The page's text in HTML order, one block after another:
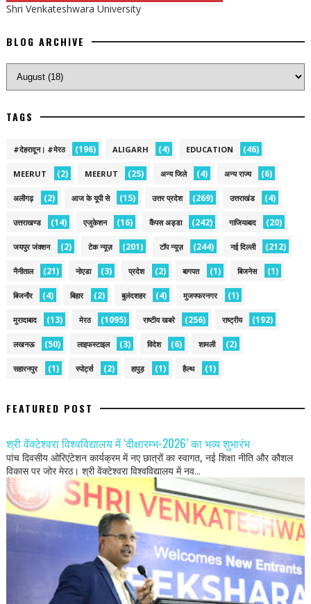
Shri Venkateshwara University
BLOG ARCHIVE
TAGS
#देहरादून। #मेरठ (196) ALIGARH (4) EDUCATION (46)
MEERUT (2) MEERUT (25) अन्य जिले (4) अन्य राज्य (6)
अलीगढ़ (2) आज के यूपी से (15) उत्तर प्रदेश (269) उत्तराखंड (4)
उत्तराखण्ड (14) एजुकेशन (16) कैंपस अड्डा (242) गाजियाबाद (20)
जयपुर जंक्शन (2) टेक न्यूज़ (201) टॉप न्यूज़ (244) नई द‍िल्ली (212)
नैनीताल (21) नोएडा (3) प्रदेश (2) बागपत (1) बिजनेस (1)
बिजनौर (4) बिहार (2) बुलंदशहर (4) मुजफ्फरनगर (1)
मुरादाबाद (13) मेरठ (1095) राष्टीय खबरे (256) राष्ट्रीय (192)
लखनऊ (50) लाइफस्टाइल (3) विदेश (6) शामली (2)
सहारनपुर (1) स्पोर्ट्स (2) हापुड़ (1) हैल्थ (1)
FEATURED POST
श्री वेंक्टेश्वरा विश्वविद्यालय में ‘दीक्षारम्भ-2026’ का भव्य शुभारंभ
पांच दिवसीय ओरिएंटेशन कार्यक्रम में नए छात्रों का स्वागत, नई शिक्षा नीति और कौशल
विकास पर जोर मेरठ। श्री वेंक्टेश्वरा विश्वविद्यालय में नव...